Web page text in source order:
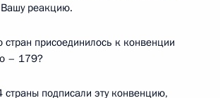
реакцию.
стран присоединилось к конвенции
– 179?
страны подписали эту конвенцию,